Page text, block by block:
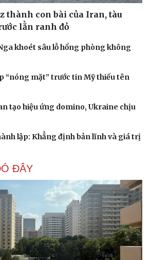
Sao Việt
thành con bài của Iran, tàu
lằn ranh đỏ
khoét sâu lỗ hổng phòng không
“nóng mặt” trước tin Mỹ thiếu tên
tạo hiệu ứng domino, Ukraine chịu
lập: Khẳng định bản lĩnh và giá trị
ĐÂY